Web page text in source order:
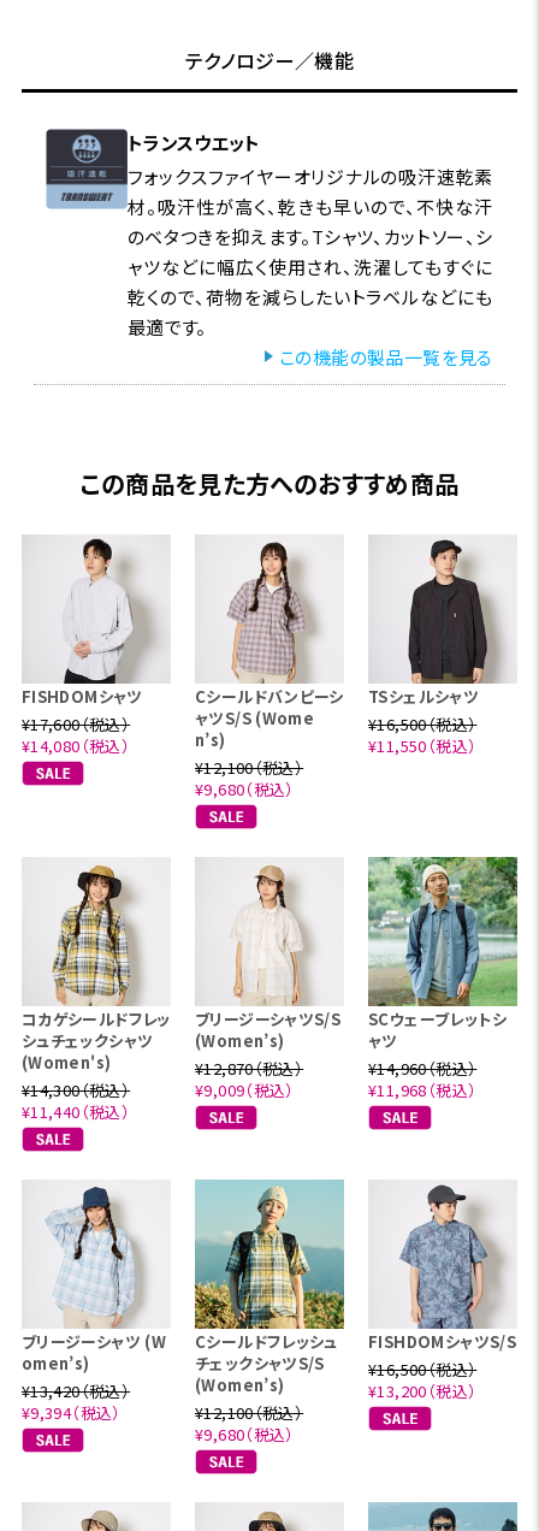
テクノロジー／機能
トランスウエット
フォックスファイヤーオリジナルの吸汗速乾素
材。吸汗性が高く、乾きも早いので、不快な汗
のベタつきを抑えます。Tシャツ、カットソー、シ
ャツなどに幅広く使用され、洗濯してもすぐに
乾くので、荷物を減らしたいトラベルなどにも
最適です。
この機能の製品一覧を見る
この商品を見た方へのおすすめ商品
FISHDOMシャツ
¥17,600（税込）
¥14,080（税込）
Cシールドバンピーシ
ャツS/S (Wome
n’s)
¥12,100（税込）
¥9,680（税込）
TSシェルシャツ
¥16,500（税込）
¥11,550（税込）
コカゲシールドフレッ
シュチェックシャツ
(Women's)
¥14,300（税込）
¥11,440（税込）
ブリージーシャツS/S
(Women’s)
¥12,870（税込）
¥9,009（税込）
SCウェーブレットシ
ャツ
¥14,960（税込）
¥11,968（税込）
ブリージーシャツ (W
omen’s)
¥13,420（税込）
¥9,394（税込）
Cシールドフレッシュ
チェックシャツS/S
(Women’s)
¥12,100（税込）
¥9,680（税込）
FISHDOMシャツS/S
¥16,500（税込）
¥13,200（税込）